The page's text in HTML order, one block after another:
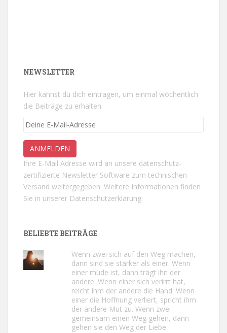
NEWSLETTER
Hier kannst du dich eintragen, um einmal wöchentlich
die Beiträge zu erhalten.
Ihre E-Mail Adresse wird an unsere datenschutz-
zertifizierte Newsletter Software zum technischen
Versand weitergegeben. Weitere Informationen finden
Sie in unserer Datenschutzerklärung.
BELIEBTE BEITRÄGE
Wenn zwei sich auf den Weg machen,
dann sind sie stärker als einer. Wenn
einer müde ist, dann trägt ihn der
andere. Wenn einer sich verirrt hat,
reicht ihm der andere die Hand. Wenn
einer die Hoffnung verliert, spricht ihm
der andere Mut zu. Wenn zwei
gemeinsam einen Weg gehen, dann
gehen sie den Weg der Liebe.